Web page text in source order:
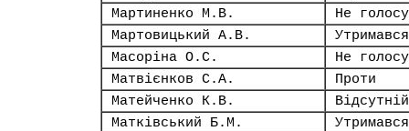
Мартиненко М.В.
Не
Мартовицький А.В.
Утримався
Масоріна О.С.
Не
Матвієнков С.А.
Проти
Матейченко К.В.
Відсутній
Матківський Б.М.
Утримався